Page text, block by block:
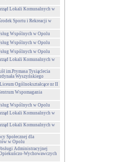
Lokali Komunalnych w
Sportu i Rekreacji w
Wspólnych w Opolu
Wspólnych w Opolu
Wspólnych w Opolu
Lokali Komunalnych w
im.Prymasa Tysiąclecia
Wyszyńskiego
Ogólnokształcące nr II
Wspomagania
Wspólnych w Opolu
Lokali Komunalnych w
Lokali Komunalnych w
Społecznej dla
w Opolu
Administracyjnej
Wychowawczych